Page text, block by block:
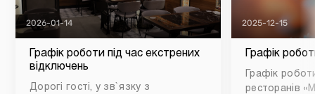
2026-01-14
Графік роботи під час екстрених
відключень
Дорогі гості, у зв`язку з
2025-12-15
Графік
Графік
ресторанів